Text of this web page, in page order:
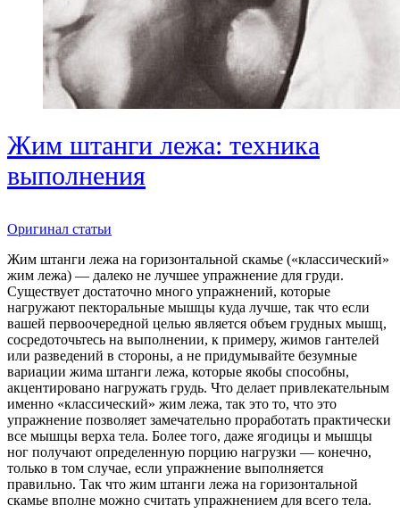
Жим штанги лежа: техника
выполнения
Оригинал статьи
Жим штанги лежа на горизонтальной скамье («классический»
жим лежа) — далеко не лучшее упражнение для груди.
Существует достаточно много упражнений, которые
нагружают пекторальные мышцы куда лучше, так что если
вашей первоочередной целью является объем грудных мышц,
сосредоточьтесь на выполнении, к примеру, жимов гантелей
или разведений в стороны, а не придумывайте безумные
вариации жима штанги лежа, которые якобы способны,
акцентировано нагружать грудь. Что делает привлекательным
именно «классический» жим лежа, так это то, что это
упражнение позволяет замечательно проработать практически
все мышцы верха тела. Более того, даже ягодицы и мышцы
ног получают определенную порцию нагрузки — конечно,
только в том случае, если упражнение выполняется
правильно. Так что жим штанги лежа на горизонтальной
скамье вполне можно считать упражнением для всего тела.